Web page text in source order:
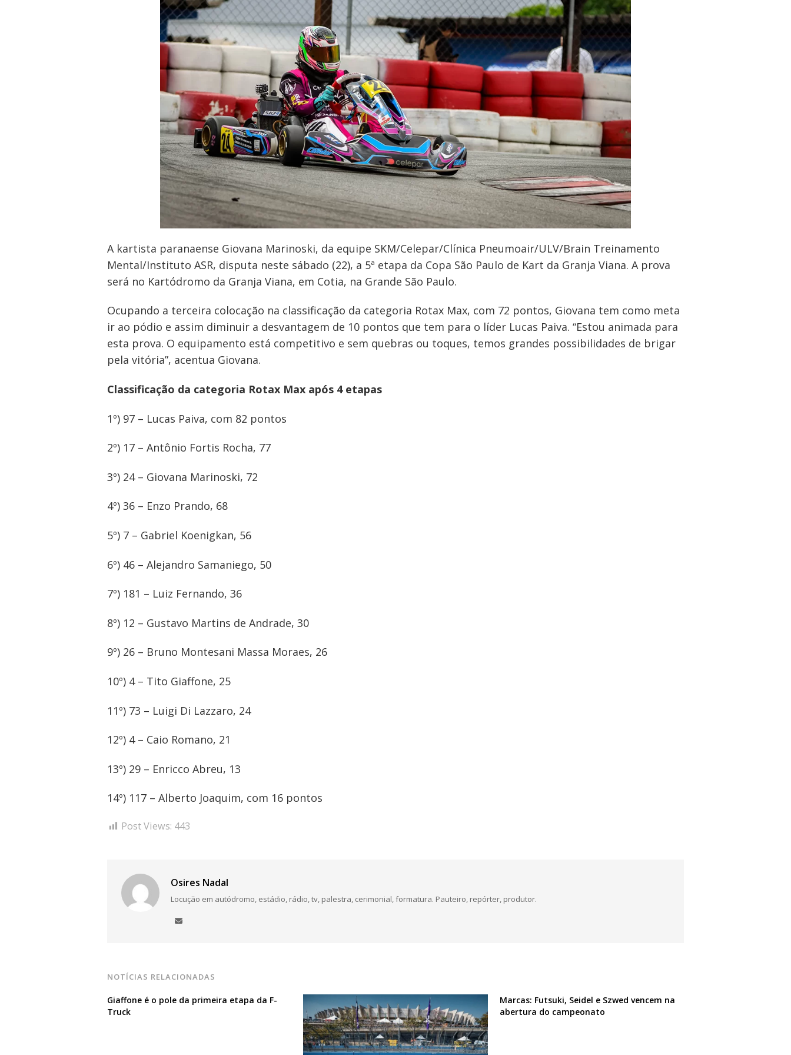
A kartista paranaense Giovana Marinoski, da equipe SKM/Celepar/Clínica Pneumoair/ULV/Brain Treinamento
Mental/Instituto ASR, disputa neste sábado (22), a 5ª etapa da Copa São Paulo de Kart da Granja Viana. A prova
será no Kartódromo da Granja Viana, em Cotia, na Grande São Paulo.
Ocupando a terceira colocação na classificação da categoria Rotax Max, com 72 pontos, Giovana tem como meta
ir ao pódio e assim diminuir a desvantagem de 10 pontos que tem para o líder Lucas Paiva. “Estou animada para
esta prova. O equipamento está competitivo e sem quebras ou toques, temos grandes possibilidades de brigar
pela vitória”, acentua Giovana.
Classificação da categoria Rotax Max após 4 etapas
1º) 97 – Lucas Paiva, com 82 pontos
2º) 17 – Antônio Fortis Rocha, 77
3º) 24 – Giovana Marinoski, 72
4º) 36 – Enzo Prando, 68
5º) 7 – Gabriel Koenigkan, 56
6º) 46 – Alejandro Samaniego, 50
7º) 181 – Luiz Fernando, 36
8º) 12 – Gustavo Martins de Andrade, 30
9º) 26 – Bruno Montesani Massa Moraes, 26
10º) 4 – Tito Giaffone, 25
11º) 73 – Luigi Di Lazzaro, 24
12º) 4 – Caio Romano, 21
13º) 29 – Enricco Abreu, 13
14º) 117 – Alberto Joaquim, com 16 pontos
Post Views: 443
Osires Nadal
Locução em autódromo, estádio, rádio, tv, palestra, cerimonial, formatura. Pauteiro, repórter, produtor.
NOTÍCIAS RELACIONADAS
Giaffone é o pole da primeira etapa da F-
Truck
Marcas: Futsuki, Seidel e Szwed vencem na
abertura do campeonato